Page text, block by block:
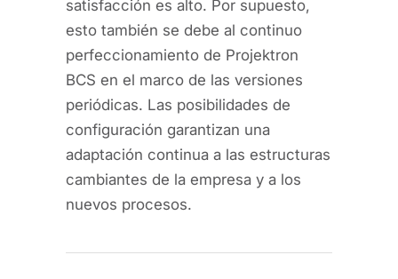
satisfacción es alto. Por supuesto,
esto también se debe al continuo
perfeccionamiento de Projektron
BCS en el marco de las versiones
periódicas. Las posibilidades de
configuración garantizan una
adaptación continua a las estructuras
cambiantes de la empresa y a los
nuevos procesos.